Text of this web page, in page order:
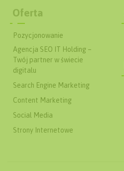
Oferta
Pozycjonowanie
Agencja SEO IT Holding –
Twój partner w świecie
digitalu
Search Engine Marketing
Content Marketing
Social Media
Strony Internetowe